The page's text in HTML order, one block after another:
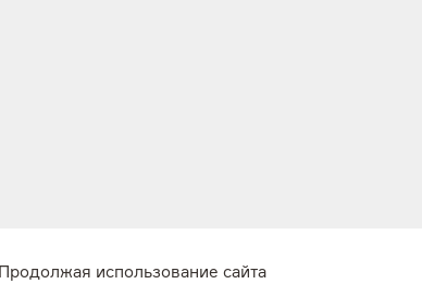
Продолжая использование сайта